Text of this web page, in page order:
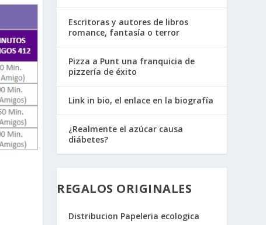
Escritoras y autores de libros
romance, fantasía o terror
Pizza a Punt una franquicia de
pizzería de éxito
Link in bio, el enlace en la biografía
¿Realmente el azúcar causa
diábetes?
REGALOS ORIGINALES
Distribucion Papeleria ecologica